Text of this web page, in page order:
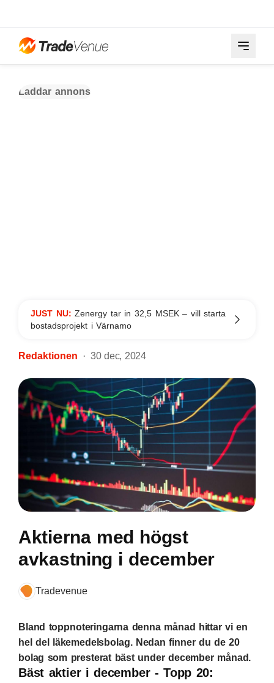
Laddar annons
JUST NU:Zenergy tar in 32,5 MSEK – vill starta
bostadsprojekt i Värnamo
Redaktionen 30 dec, 2024
Aktierna med högst
avkastning i december
Tradevenue
Bland toppnoteringarna denna månad hittar vi en
hel del läkemedelsbolag. Nedan finner du de 20
bolag som presterat bäst under december månad.
Bäst aktier i december - Topp 20: